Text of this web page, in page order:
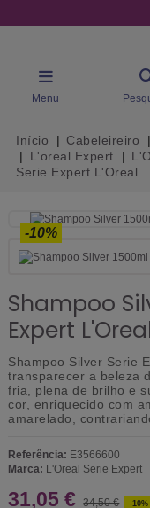
Menu
Início Cabeleireiro
L'oreal Expert
Serie Expert L'Oreal
-10%
Shampoo
Expert
Shampoo Silver Serie
transparecer a beleza
fria, plena de brilho e
cor, enriquecido com
amarelado,
Referência: E3566600
Marca: L'Oreal Serie Expert
31,05 € 34,50 € -10%